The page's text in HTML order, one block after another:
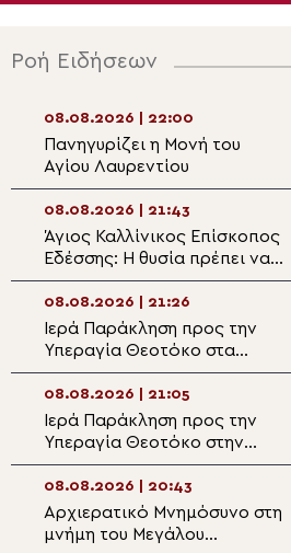
Ροή Ειδήσεων
08.08.2026 | 22:00
Πανηγυρίζει η Μονή του
Αγίου Λαυρεντίου
08.08.2026 | 21:43
Άγιος Καλλίνικος Επίσκοπος
Εδέσσης: Η θυσία πρέπει να
διακρίνη την Αρχιερατικήν
μου ζωήν!
08.08.2026 | 21:26
Ιερά Παράκληση προς την
Υπεραγία Θεοτόκο στα
Φαβριανά Μονοφατσίου
08.08.2026 | 21:05
Ιερά Παράκληση προς την
Υπεραγία Θεοτόκο στην
Πολυθέα Πεδιάδος
08.08.2026 | 20:43
Αρχιερατικό Μνημόσυνο στη
μνήμη του Μεγάλου